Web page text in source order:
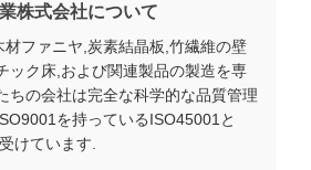
株式会社について
ファニヤ,炭素結晶板,竹繊維の壁
ック床,および関連製品の製造を専
ちの会社は完全な科学的な品質管理
を持っているISO45001と
けています.